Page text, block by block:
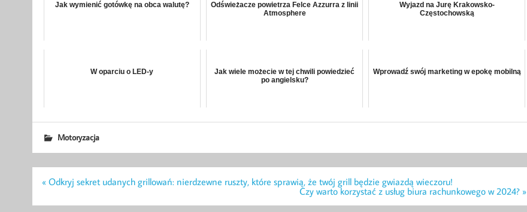
Jak wymienić gotówkę na obca walutę?
Odświeżacze powietrza Felce Azzurra z linii
Atmosphere
Wyjazd na Jurę Krakowsko-
Częstochowską
W oparciu o LED-y
Jak wiele możecie w tej chwili powiedzieć
po angielsku?
Wprowadź swój marketing w epokę mobilną
Motoryzacja
Nawigacja
« Odkryj sekret udanych grillowań: nierdzewne ruszty, które sprawią, że twój grill będzie gwiazdą wieczoru!
Czy warto korzystać z usług biura rachunkowego w 2024? »